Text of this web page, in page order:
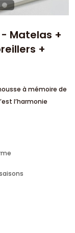
Matelas +
+
à mémoire de
l’harmonie